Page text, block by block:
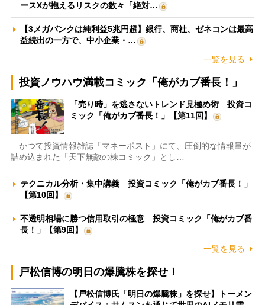
ースXが抱えるリスクの数々「絶対…
【3メガバンクは純利益5兆円超】銀行、商社、ゼネコンは最高
益続出の一方で、中小企業・…
一覧を見る
投資ノウハウ満載コミック「俺がカブ番長！」
「売り時」を逃さないトレンド見極め術 投資コ
ミック「俺がカブ番長！」【第11回】
かつて投資情報雑誌「マネーポスト」にて、圧倒的な情報量が
詰め込まれた「天下無敵の株コミック」とし…
テクニカル分析・集中講義 投資コミック「俺がカブ番長！」
【第10回】
不透明相場に勝つ信用取引の極意 投資コミック「俺がカブ番
長！」【第9回】
一覧を見る
戸松信博の明日の爆騰株を探せ！
【戸松信博氏「明日の爆騰株」を探せ】トーメン